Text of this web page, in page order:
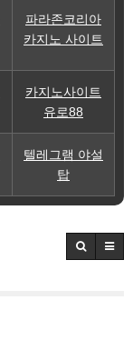
파라존코리아
카지노 사이트
카지노사이트
유로88
텔레그램 야설
탑